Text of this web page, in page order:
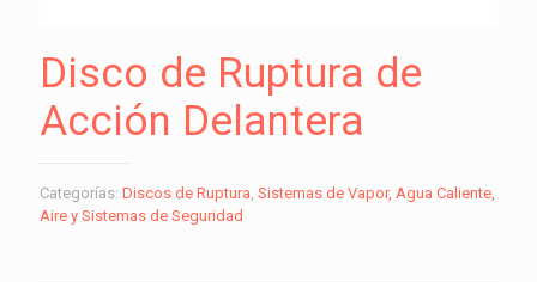
Disco de Ruptura de
Acción Delantera
Categorías: Discos de Ruptura, Sistemas de Vapor, Agua Caliente,
Aire y Sistemas de Seguridad